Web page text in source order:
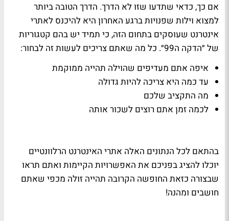
אם כך, כדאי שתדעו שזו לא הדרך. הדרך הטובה ביותר
למצוא וילות שפנויות ברגע האחרון היא להיכנס לאתרי
אינטרנט שעוסקים בתחום הזה, כי תמיד יש בהם קטגוריות
של ״הדקה ה99״. כל מה שאתם צריכים לעשות זה לבחור:
איפה אתם מעדיפים שהוילה תהייה ממוקמת
עד כמה היא צריכה להיות גדולה
מה התקציב שלכם
לכמה זמן אתם רוצים לשכור אותה
בהתאם לכל הנתונים האלה אתרי האינטרנט הרלוונטיים
יוכלו להציג בפניכם את האפשרויות הקיימות ואתם תראו
שבצורה כזאת החופשה הקרובה תהייה זולה מכפי שאתם
חושבים ומהנה!